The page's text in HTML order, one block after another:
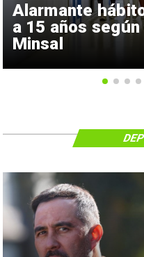
Alarmante
a 15 años
Minsal